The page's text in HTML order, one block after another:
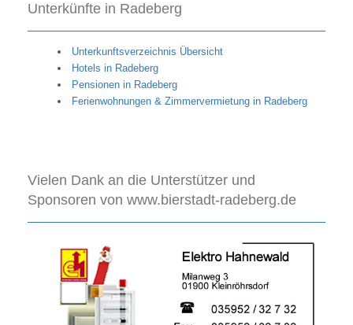
Unterkünfte in Radeberg
Unterkunftsverzeichnis Übersicht
Hotels in Radeberg
Pensionen in Radeberg
Ferienwohnungen & Zimmervermietung in Radeberg
Vielen Dank an die Unterstützer und
Sponsoren von www.bierstadt-radeberg.de